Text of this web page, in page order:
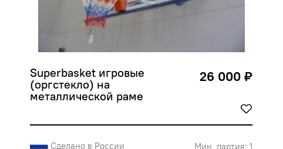
Superbasket игровые
(оргстекло) на
металлической раме
26 000 ₽
Сделано в России Мин. партия: 1